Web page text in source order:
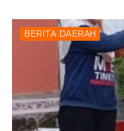
BERITA DAERAH